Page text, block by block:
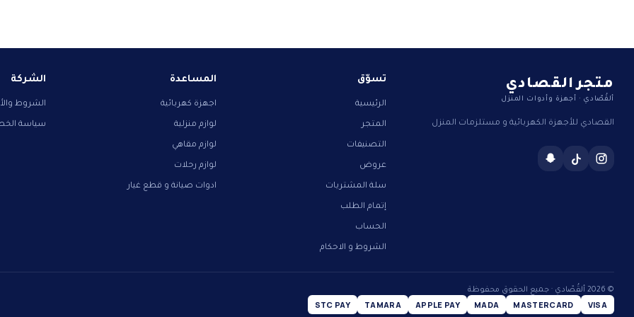
متجر القصادي
ألقُصّادي · أجهزة وأدوات المنزل
القصادي للأجهزة الكهربائية و مستلزمات المنزل
تسوّق
الرئيسية
المتجر
التصنيفات
عروض
سلة المشتريات
إتمام الطلب
الحساب
الشروط و الاحكام
المساعدة
اجهزة كهربائية
لوازم منزلية
لوازم مقاهي
لوازم رحلات
ادوات صيانة و قطع غيار
الشركة
الشروط
سياسة
© 2026 ألقُصّادي · جميع الحقوق محفوظة
VISA
MASTERCARD
MADA
APPLE PAY
TAMARA
STC PAY